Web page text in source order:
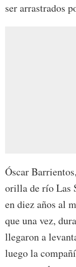
ser arrastrados
Óscar
orilla de río Las
en diez años al
que una vez,
llegaron a
luego la